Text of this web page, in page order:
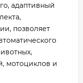
адаптивный
позволяет
мотоциклов и